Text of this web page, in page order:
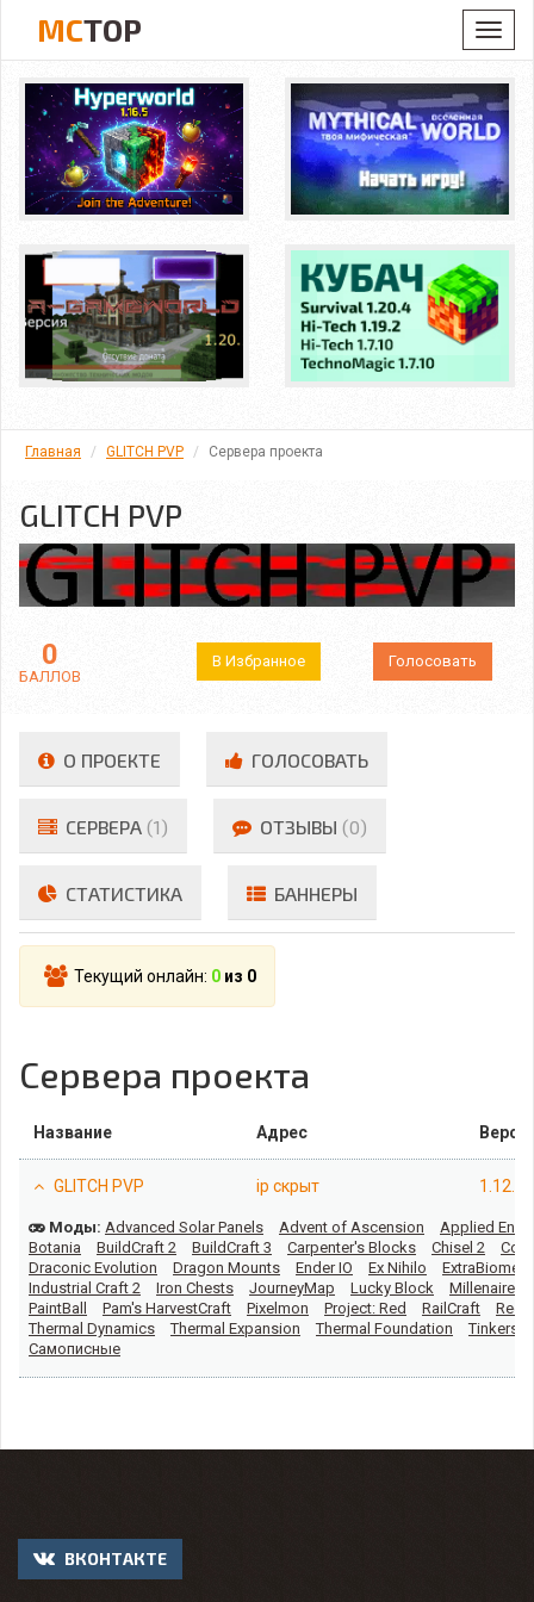
MCTOP
Главная GLITCH PVP Сервера проекта
GLITCH PVP
0
БАЛЛОВ
В Избранное Голосовать
О ПРОЕКТЕ ГОЛОСОВАТЬ
СЕРВЕРА (1) ОТЗЫВЫ (0)
СТАТИСТИКА БАННЕРЫ
Текущий онлайн: 0 из 0
Сервера проекта
Название Адрес
GLITCH PVP ip скрыт 1.12.2
Моды: Advanced Solar Panels Advent of Ascension
Applied
Botania
BuildCraft 2 BuildCraft 3 Carpenter's Blocks Chisel 2
Draconic Evolution
Dragon Mounts Ender IO Ex Nihilo
ExtraBiomes
Industrial Craft 2
Iron Chests JourneyMap Lucky Block Millenaire
PaintBall
Pam's HarvestCraft Pixelmon Project: Red RailCraft
Thermal Dynamics
Thermal Expansion Thermal Foundation
Tinkers
Самописные
ВКОНТАКТЕ